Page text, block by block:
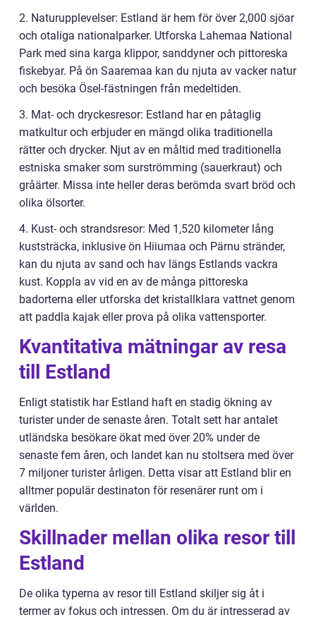
2. Naturupplevelser: Estland är hem för över 2,000 sjöar
och otaliga nationalparker. Utforska Lahemaa National
Park med sina karga klippor, sanddyner och pittoreska
fiskebyar. På ön Saaremaa kan du njuta av vacker natur
och besöka Ösel-fästningen från medeltiden.
3. Mat- och dryckesresor: Estland har en påtaglig
matkultur och erbjuder en mängd olika traditionella
rätter och drycker. Njut av en måltid med traditionella
estniska smaker som surströmming (sauerkraut) och
gråärter. Missa inte heller deras berömda svart bröd och
olika ölsorter.
4. Kust- och strandsresor: Med 1,520 kilometer lång
kuststräcka, inklusive ön Hiiumaa och Pärnu stränder,
kan du njuta av sand och hav längs Estlands vackra
kust. Koppla av vid en av de många pittoreska
badorterna eller utforska det kristallklara vattnet genom
att paddla kajak eller prova på olika vattensporter.
Kvantitativa mätningar av resa
till Estland
Enligt statistik har Estland haft en stadig ökning av
turister under de senaste åren. Totalt sett har antalet
utländska besökare ökat med över 20% under de
senaste fem åren, och landet kan nu stoltsera med över
7 miljoner turister årligen. Detta visar att Estland blir en
alltmer populär destinaton för resenärer runt om i
världen.
Skillnader mellan olika resor till
Estland
De olika typerna av resor till Estland skiljer sig åt i
termer av fokus och intressen. Om du är intresserad av